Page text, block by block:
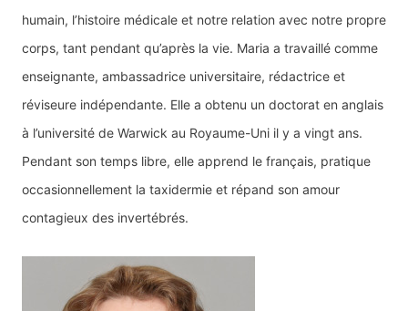
humain, l’histoire médicale et notre relation avec notre propre
corps, tant pendant qu’après la vie. Maria a travaillé comme
enseignante, ambassadrice universitaire, rédactrice et
réviseure indépendante. Elle a obtenu un doctorat en anglais
à l’université de Warwick au Royaume-Uni il y a vingt ans.
Pendant son temps libre, elle apprend le français, pratique
occasionnellement la taxidermie et répand son amour
contagieux des invertébrés.